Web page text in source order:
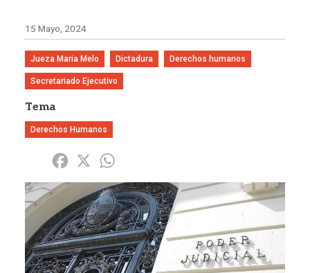
15 Mayo, 2024
Jueza Maria Melo Dictadura Derechos humanos
Secretariado Ejecutivo
Tema
Derechos Humanos
Share Facebook
X
Imagen